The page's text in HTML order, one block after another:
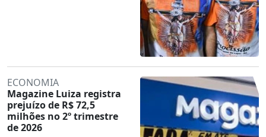
ECONOMIA
Magazine Luiza registra
prejuízo de R$ 72,5
milhões no 2º trimestre
de 2026